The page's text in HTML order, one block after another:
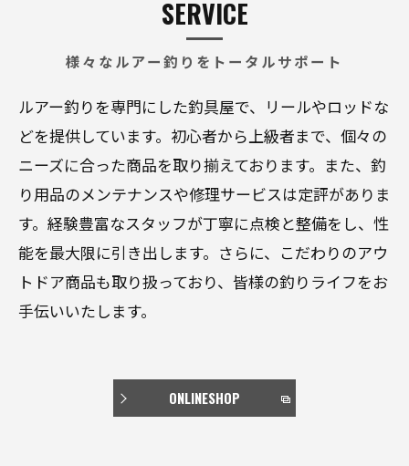
様々なルアー釣りをトータルサポート
SERVICE
ルアー釣りを専門にした釣具屋で、リールやロッドな
どを提供しています。初心者から上級者まで、個々の
ニーズに合った商品を取り揃えております。また、釣
り用品のメンテナンスや修理サービスは定評がありま
す。経験豊富なスタッフが丁寧に点検と整備をし、性
能を最大限に引き出します。さらに、こだわりのアウ
トドア商品も取り扱っており、皆様の釣りライフをお
手伝いいたします。
ONLINESHOP